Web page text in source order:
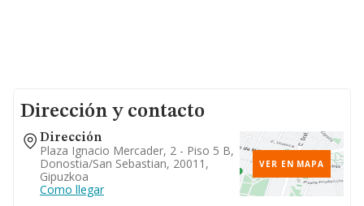
Dirección y contacto
Dirección
Plaza Ignacio Mercader, 2 - Piso 5 B,
Donostia/san Sebastian, 20011,
Gipuzkoa
Como llegar
VER EN MAPA